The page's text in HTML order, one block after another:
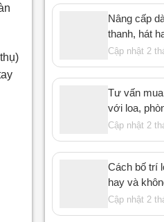
Nâng cấp
thanh, hát
Cập nhật 2
Tư vấn
với loa,
Cập nhật 2
Cách bố trí
hay và
Cập nhật 2